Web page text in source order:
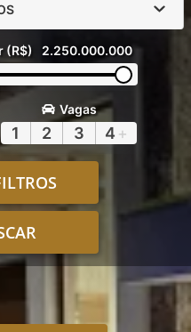
(R$) 2.250.000.000
Vagas
1 2 3 4 +